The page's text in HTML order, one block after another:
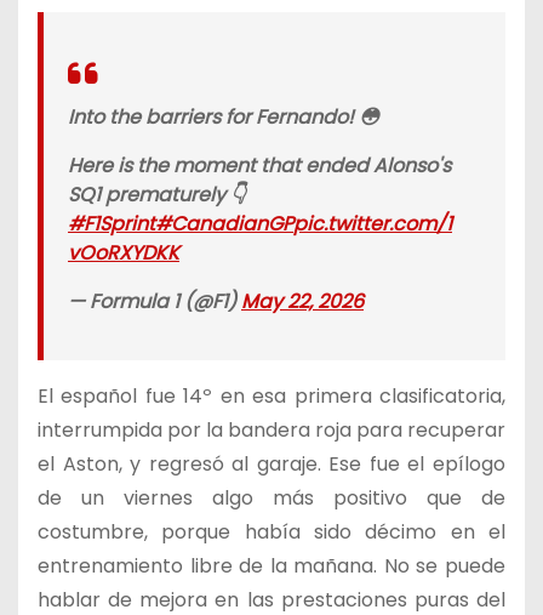
Into the barriers for Fernando! 😳
Here is the moment that ended Alonso's
SQ1 prematurely 👇
#F1Sprint#CanadianGPpic.twitter.com/1
vOoRXYDKK
— Formula 1 (@F1)May 22, 2026
El español fue 14º en esa primera clasificatoria,
interrumpida por la bandera roja para recuperar
el Aston, y regresó al garaje. Ese fue el epílogo
de un viernes algo más positivo que de
costumbre, porque había sido décimo en el
entrenamiento libre de la mañana. No se puede
hablar de mejora en las prestaciones puras del